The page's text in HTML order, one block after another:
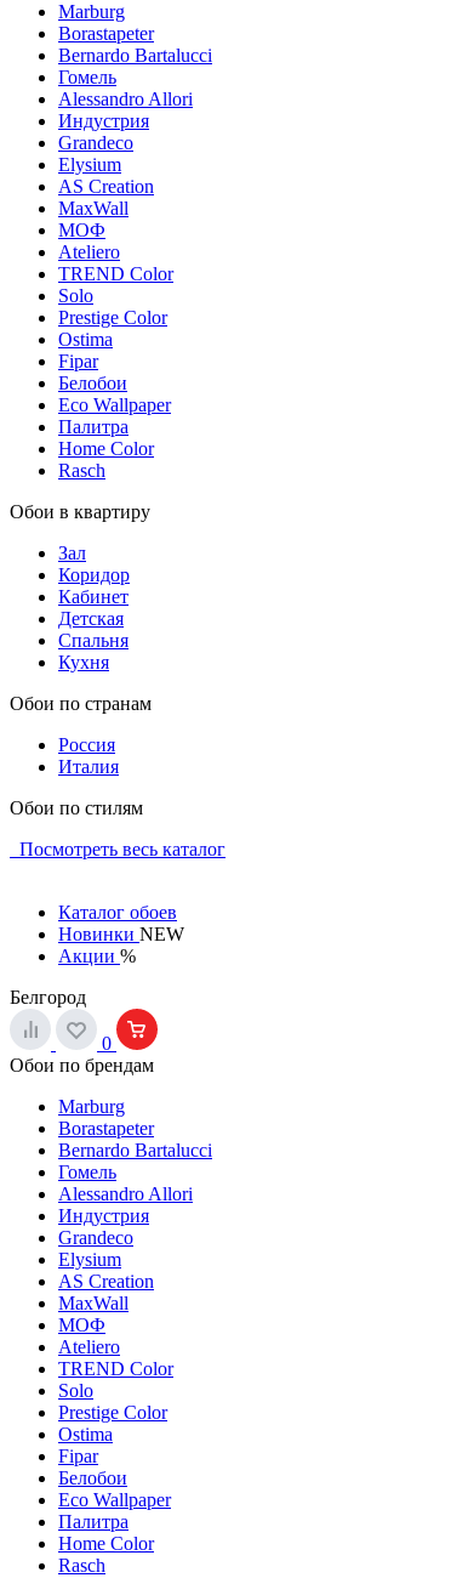
Marburg
Borastapeter
Bernardo Bartalucci
Гомель
Alessandro Allori
Индустрия
Grandeco
Elysium
AS Creation
MaxWall
МОФ
Ateliero
TREND Color
Solo
Prestige Color
Ostima
Fipar
Белобои
Eco Wallpaper
Палитра
Home Color
Rasch
Обои в квартиру
Зал
Коридор
Кабинет
Детская
Спальня
Кухня
Обои по странам
Россия
Италия
Обои по стилям
Посмотреть весь каталог
Каталог обоев
Новинки NEW
Акции %
Белгород
0
Обои по брендам
Marburg
Borastapeter
Bernardo Bartalucci
Гомель
Alessandro Allori
Индустрия
Grandeco
Elysium
AS Creation
MaxWall
МОФ
Ateliero
TREND Color
Solo
Prestige Color
Ostima
Fipar
Белобои
Eco Wallpaper
Палитра
Home Color
Rasch